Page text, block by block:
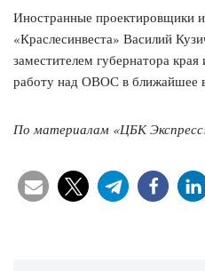
Иностранные проектировщики
«Краслесинвеста» Василий
заместителем губернатора
работу над ОВОС в ближайшее
По материалам «ЦБК